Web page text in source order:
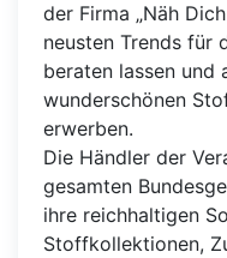
der Firma „Näh
neusten Trends für
beraten lassen und
wunderschönen
erwerben.
Die Händler der
gesamten
ihre reichhaltigen
Stoffkollektionen,